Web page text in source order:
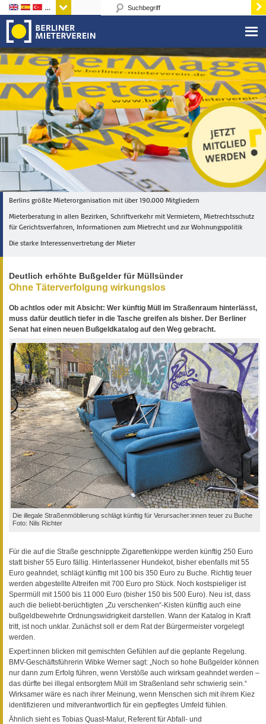
Sprachen
Berlins größte Mieterorganisation mit über 190.000 Mitgliedern
Mieterberatung in allen Bezirken, Schriftverkehr mit Vermietern, Mietrechtsschutz
für Gerichtsverfahren, Informationen zum Mietrecht und zur Wohnungspolitik
Die starke Interessenvertretung der Mieter
Deutlich erhöhte Bußgelder für Müllsünder
Ohne Täterverfolgung wirkungslos
Ob achtlos oder mit Absicht: Wer künftig Müll im Straßenraum hinterlässt,
muss dafür deutlich tiefer in die Tasche greifen als bisher. Der Berliner
Senat hat einen neuen Bußgeldkatalog auf den Weg gebracht.
Die illegale Straßenmöblierung schlägt künftig für Verursacher:innen teuer zu Buche
Foto: Nils Richter
Für die auf die Straße geschnippte Zigarettenkippe werden künftig 250 Euro
statt bisher 55 Euro fällig. Hinterlassener Hundekot, bisher ebenfalls mit 55
Euro geahndet, schlägt künftig mit 100 bis 350 Euro zu Buche. Richtig teuer
werden abgestellte Altreifen mit 700 Euro pro Stück. Noch kostspieliger ist
Sperrmüll mit 1500 bis 11 000 Euro (bisher 150 bis 500 Euro). Neu ist, dass
auch die beliebt-berüchtigten „Zu verschenken“-Kisten künftig auch eine
bußgeldbewehrte Ordnungswidrigkeit darstellen. Wann der Katalog in Kraft
tritt, ist noch unklar. Zunächst soll er dem Rat der Bürgermeister vorgelegt
werden.
Expert:innen blicken mit gemischten Gefühlen auf die geplante Regelung.
BMV-Geschäftsführerin Wibke Werner sagt: „Noch so hohe Bußgelder können
nur dann zum Erfolg führen, wenn Verstöße auch wirksam geahndet werden –
das dürfte bei illegal entsorgtem Müll im Straßenland sehr schwierig sein.“
Wirksamer wäre es nach ihrer Meinung, wenn Menschen sich mit ihrem Kiez
identifizieren und mitverantwortlich für ein gepflegtes Umfeld fühlen.
Ähnlich sieht es Tobias Quast-Malur, Referent für Abfall- und